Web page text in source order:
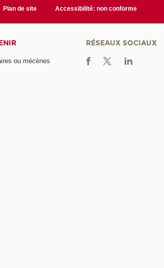
Plan de site Accessibilité: non conforme
ou mécènes
RÉSEAUX SOCIAUX